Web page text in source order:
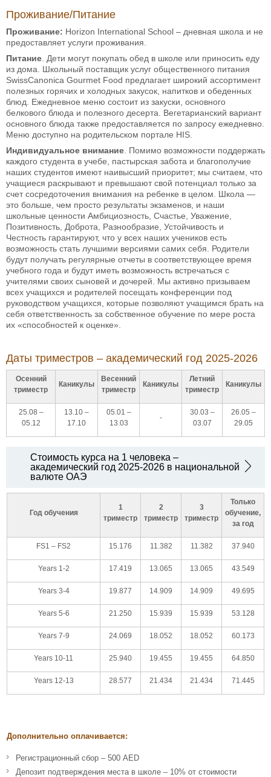
Проживание/Питание
Проживание: Horizon International School – дневная школа и не
предоставляет услуги проживания.
Питание . Дети могут покупать обед в школе или приносить еду
из дома. Школьный поставщик услуг общественного питания
SwissCanonica Gourmet Food предлагает широкий ассортимент
полезных горячих и холодных закусок, напитков и обеденных
блюд. Ежедневное меню состоит из закуски, основного
белкового блюда и полезного десерта. Вегетарианский вариант
основного блюда также предоставляется по запросу ежедневно.
Меню доступно на родительском портале HIS.
Индивидуальное внимание . Помимо возможности поддержать
каждого студента в учебе, пастырская забота и благополучие
наших студентов имеют наивысший приоритет; мы считаем, что
учащиеся раскрывают и превышают свой потенциал только за
счет сосредоточения внимания на ребенке в целом. Школа —
это больше, чем просто результаты экзаменов, и наши
школьные ценности Амбициозность, Счастье, Уважение,
Позитивность, Доброта, Разнообразие, Устойчивость и
Честность гарантируют, что у всех наших учеников есть
возможность стать лучшими версиями самих себя. Родители
будут получать регулярные отчеты в соответствующее время
учебного года и будут иметь возможность встречаться с
учителями своих сыновей и дочерей. Мы активно призываем
всех учащихся и родителей посещать конференции под
руководством учащихся, которые позволяют учащимся брать на
себя ответственность за собственное обучение по мере роста
их «способностей к оценке».
Даты триместров – академический год 2025-2026
Осенний
триместр
Каникулы
Весенний
триместр
Каникулы
Летний
триместр
Каникулы
25.08 –
05.12
13.10 –
17.10
05.01 –
13.03
-
30.03 –
03.07
26.05 –
29.05
Стоимость курса на 1 человека –
академический год 2025-2026 в национальной
валюте ОАЭ
Год обучения
1
триместр
2
триместр
3
триместр
Только
обучение,
за год
FS1 – FS2 15.176 11.382 11.382 37.940
Years 1-2 17.419 13.065 13.065 43.549
Years 3-4 19.877 14.909 14.909 49.695
Years 5-6 21.250 15.939 15.939 53.128
Years 7-9 24.069 18.052 18.052 60.173
Years 10-11 25.940 19.455 19.455 64.850
Years 12-13 28.577 21.434 21.434 71.445
Дополнительно оплачивается:
Регистрационный сбор – 500 AED
Депозит подтверждения места в школе – 10% от стоимости